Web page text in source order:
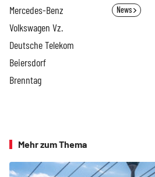
Mercedes-Benz News
Volkswagen Vz.
Deutsche Telekom
Beiersdorf
Brenntag
Mehr zum Thema